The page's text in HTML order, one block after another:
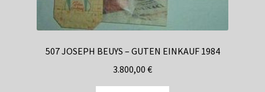
507 JOSEPH BEUYS – GUTEN EINKAUF 1984
3.800,00 €